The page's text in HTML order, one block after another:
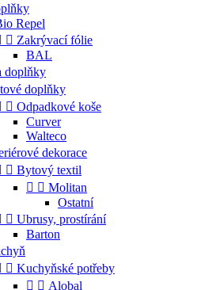
Repel
 Zakrývací fólie
BAL
doplňky
doplňky
 Odpadkové koše
Curver
Walteco
dekorace
 Bytový textil
  Molitan
Ostatní
 Ubrusy, prostírání
Barton
 Kuchyňské potřeby
  Alobal